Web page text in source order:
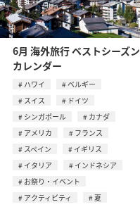
6月 海外旅行 ベストシーズン
カレンダー
ハワイ
ベルギー
スイス
ドイツ
シンガポール
カナダ
アメリカ
フランス
スペイン
イギリス
イタリア
インドネシア
お祭り・イベント
アクティビティ
夏